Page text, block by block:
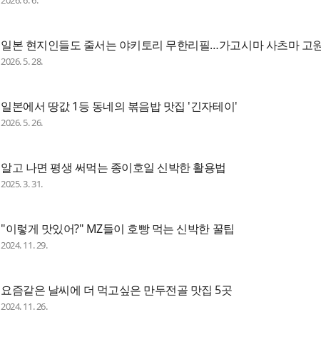
일본 현지인들도 줄서는 야키토리 무한리필…가고시마 사츠마 고
2026. 5. 28.
일본에서 땅값 1등 동네의 볶음밥 맛집 '긴자테이'
2026. 5. 26.
알고 나면 평생 써먹는 종이호일 신박한 활용법
2025. 3. 31.
"이렇게 맛있어?" MZ들이 호빵 먹는 신박한 꿀팁
2024. 11. 29.
요즘같은 날씨에 더 먹고싶은 만두전골 맛집 5곳
2024. 11. 26.